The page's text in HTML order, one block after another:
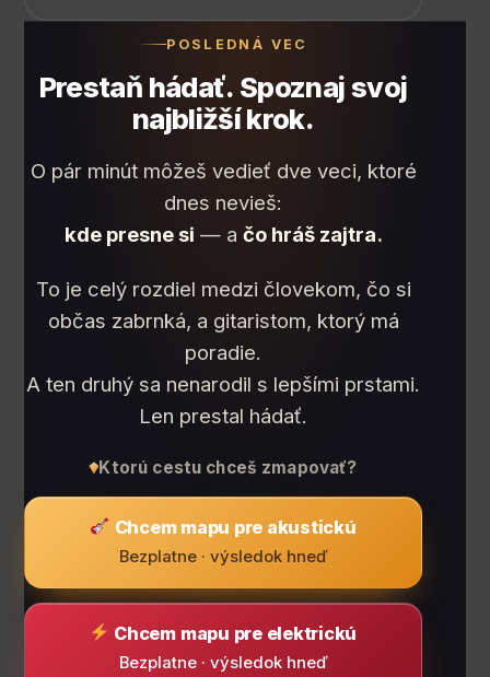
POSLEDNÁ VEC
Prestaň hádať. Spoznaj svoj
najbližší krok.
O pár minút môžeš vedieť dve veci, ktoré
dnes nevieš:
kde presne si — a čo hráš zajtra.
To je celý rozdiel medzi človekom, čo si
občas zabrnká, a gitaristom, ktorý má
poradie.
A ten druhý sa nenarodil s lepšími prstami.
Len prestal hádať.
Ktorú cestu chceš zmapovať?
Chcem mapu pre akustickú
Bezplatne · výsledok hneď
Chcem mapu pre elektrickú
Bezplatne · výsledok hneď